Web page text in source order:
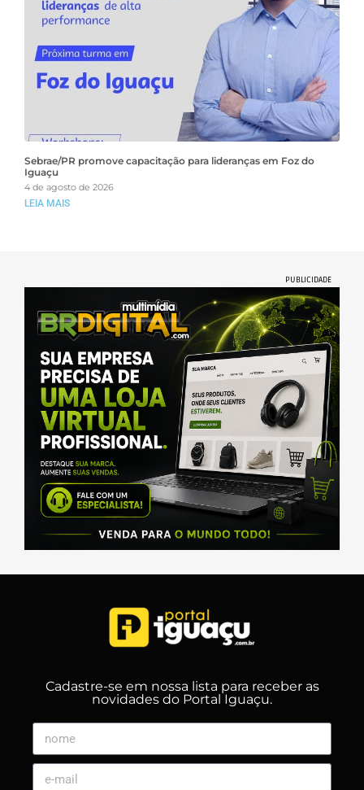
Sebrae/PR promove capacitação para lideranças em Foz do
Iguaçu
4 de agosto de 2026
LEIA MAIS
PUBLICIDADE
Cadastre-se em nossa lista para receber as
novidades do Portal Iguaçu.